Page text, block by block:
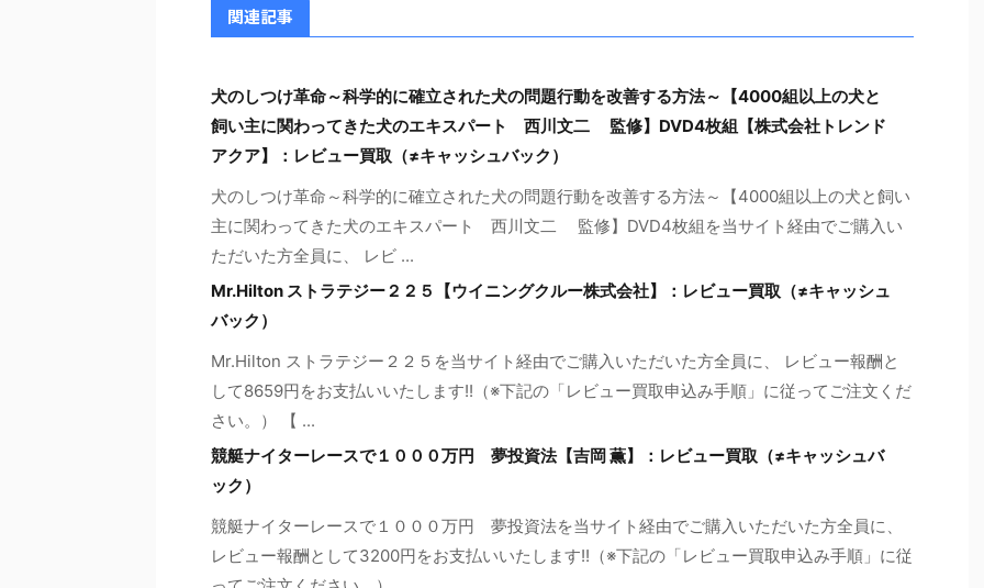
関連記事
犬のしつけ革命～科学的に確立された犬の問題行動を改善する方法～【4000組以上の犬と
飼い主に関わってきた犬のエキスパート 西川文二 監修】DVD4枚組【株式会社トレンド
アクア】：レビュー買取（≠キャッシュバック）
犬のしつけ革命～科学的に確立された犬の問題行動を改善する方法～【4000組以上の犬と飼い
主に関わってきた犬のエキスパート 西川文二 監修】DVD4枚組を当サイト経由でご購入い
ただいた方全員に、 レビ ...
Mr.Hilton ストラテジー２２５【ウイニングクルー株式会社】：レビュー買取（≠キャッシュ
バック）
Mr.Hilton ストラテジー２２５を当サイト経由でご購入いただいた方全員に、 レビュー報酬と
して8659円をお支払いいたします!!（※下記の「レビュー買取申込み手順」に従ってご注文くだ
さい。） 【 ...
競艇ナイターレースで１０００万円 夢投資法【吉岡 薫】：レビュー買取（≠キャッシュバ
ック）
競艇ナイターレースで１０００万円 夢投資法を当サイト経由でご購入いただいた方全員に、
レビュー報酬として3200円をお支払いいたします!!（※下記の「レビュー買取申込み手順」に従